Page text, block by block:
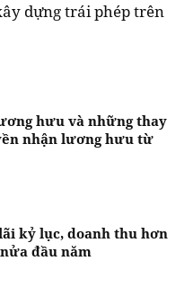
dựng trái phép trên
hưu và những thay
nhận lương hưu từ
kỷ lục, doanh thu hơn
đầu năm